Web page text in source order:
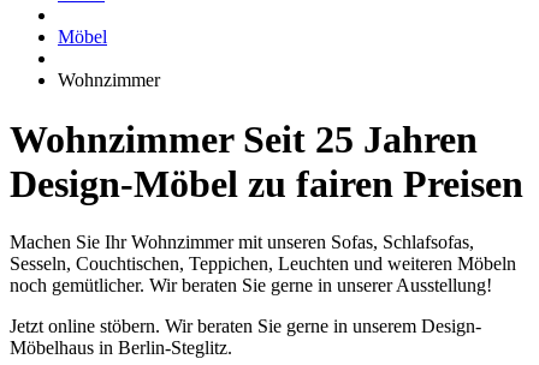
Möbel
Wohnzimmer
Wohnzimmer Seit 25 Jahren
Design-Möbel zu fairen Preisen
Machen Sie Ihr Wohnzimmer mit unseren Sofas, Schlafsofas,
Sesseln, Couchtischen, Teppichen, Leuchten und weiteren Möbeln
noch gemütlicher. Wir beraten Sie gerne in unserer Ausstellung!
Jetzt online stöbern. Wir beraten Sie gerne in unserem Design-
Möbelhaus in Berlin-Steglitz.